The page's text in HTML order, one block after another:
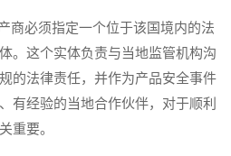
必须指定一个位于该国境内的法
。这个实体负责与当地监管机构沟
的法律责任，并作为产品安全事件
有经验的当地合作伙伴，对于顺利
重要。